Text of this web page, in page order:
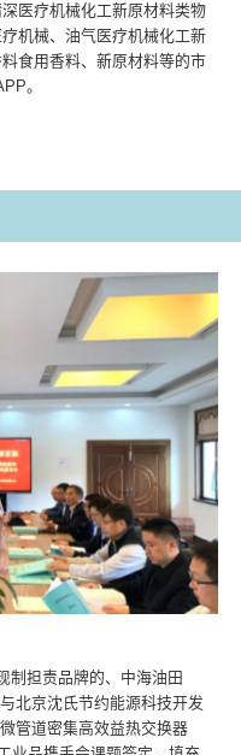
医疗机械化工新原材料类物
机械、油气医疗机械化工新
食用香料、新原材料等的市
。
制担责品牌的、中海油田
北京沈氏节约能源科技开发
管道密集高效益热交换器